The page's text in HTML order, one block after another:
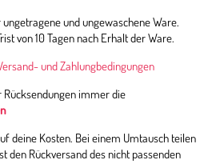
und ungewaschene Ware.
von 10 Tagen nach Erhalt der Ware.
und Zahlungbedingungen
Rücksendungen immer die
deine Kosten. Bei einem Umtausch teilen
den Rückversand des nicht passenden